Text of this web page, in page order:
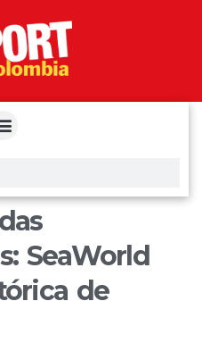
SeaWorld
de